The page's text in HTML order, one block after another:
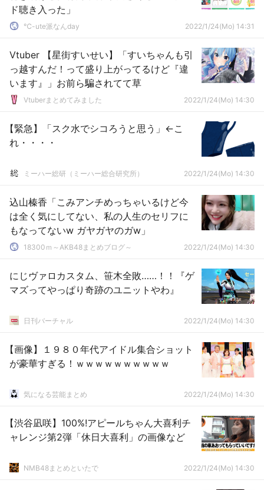
ド聴き入った」
℃-ute派なんday 2022/1/24(Mo) 14:31
Vtuber 【星街すいせい】「すいちゃんも引
っ越すんだ！って盛り上がってるけど『違
います』」お前ら騙されてて草
Vtuberまとめてみました 2022/1/24(Mo) 14:30
【緊急】「スク水でシコろうと思う」←こ
れ・・・・
ミーハー総研（ミーハー総合研究所） 2022/1/24(Mo) 14:30
込山榛香「こみアンチめっちゃいるけど今
は全く気にしてない、私の人生のセリフに
もなってないw ガヤガヤのガw」
18300ｍ～AKB48まとめブログ～ 2022/1/24(Mo) 14:30
にじヴァロカスタム、笹木全敗……！！『ゲ
マズってやっぱり奇跡のユニットやわ』
日刊バーチャル 2022/1/24(Mo) 14:30
【画像】１９８０年代アイドル集合ショット
が豪華すぎる！ｗｗｗｗｗｗｗｗｗｗ
気になる芸能まとめ 2022/1/24(Mo) 14:30
【渋谷凪咲】100%!アピールちゃん大喜利チ
ャレンジ第2弾「休日大喜利」の画像など
NMB48まとめといたで 2022/1/24(Mo) 14:30